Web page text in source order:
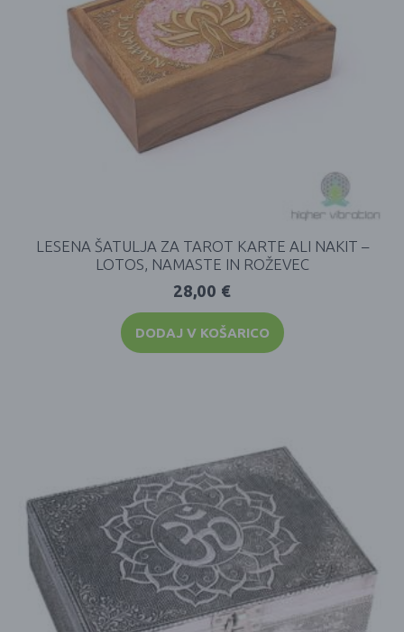
LESENA ŠATULJA ZA TAROT KARTE ALI NAKIT –
LOTOS, NAMASTE IN ROŽEVEC
28,00 €
DODAJ V KOŠARICO